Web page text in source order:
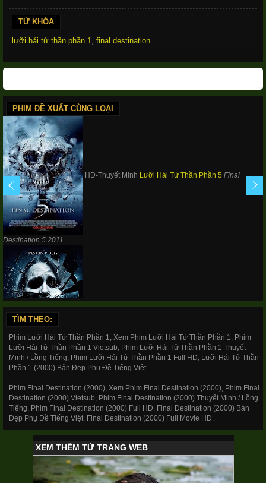
TỪ KHÓA
lưỡi hái tử thần phần 1 final destination
PHIM ĐỀ XUẤT CÙNG LOẠI
HD-Thuyết Minh Lưỡi Hái Tử Thần Phần 5 Final
Destination 5 2011
Destination 4 2009
TÌM THEO:
Phim Lưỡi Hái Tử Thần Phần 1, Xem Phim Lưỡi Hái Tử Thần Phần 1, Phim
Lưỡi Hái Tử Thần Phần 1 Vietsub, Phim Lưỡi Hái Tử Thần Phần 1 Thuyết
Minh / Lồng Tiếng, Phim Lưỡi Hái Tử Thần Phần 1 Full HD, Lưỡi Hái Tử Thần
Phần 1 (2000) Bản Đẹp Phụ Đề Tiếng Việt.
Phim Final Destination (2000), Xem Phim Final Destination (2000), Phim Final
Destination (2000) Vietsub, Phim Final Destination (2000) Thuyết Minh / Lồng
Tiếng, Phim Final Destination (2000) Full HD, Final Destination (2000) Bản
Đẹp Phụ Đề Tiếng Việt, Final Destination (2000) Full Movie HD.